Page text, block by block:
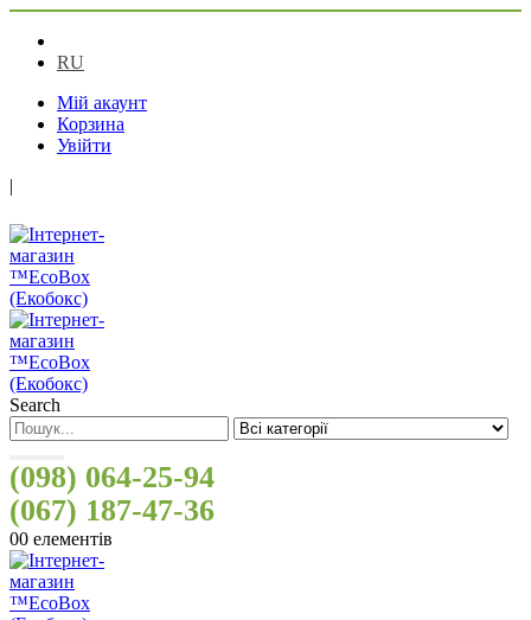
RU
Мій акаунт
Корзина
Увійти
|
Search
(098) 064-25-94
(067) 187-47-36
00 елементів